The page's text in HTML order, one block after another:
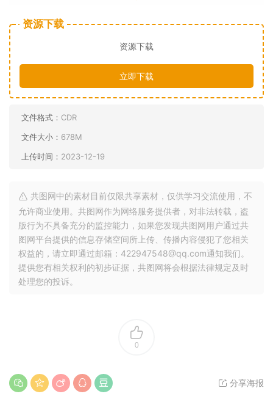
资源下载
资源下载
立即下载
文件格式： CDR
文件大小： 678M
上传时间： 2023-12-19
共图网中的素材目前仅限共享素材，仅供学习交流使用，不
允许商业使用。共图网作为网络服务提供者，对非法转载，盗
版行为不具备充分的监控能力，如果您发现共图网用户通过共
图网平台提供的信息存储空间所上传、传播内容侵犯了您相关
权益的，请立即通过邮箱：422947548@qq.com通知我们。
提供您有相关权利的初步证据，共图网将会根据法律规定及时
处理您的投诉。
0
分享海报